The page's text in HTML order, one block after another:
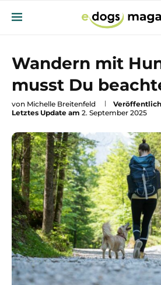
Wandern mit
musst Du
von Michelle Breitenfeld
Letztes Update am 2. September 2025